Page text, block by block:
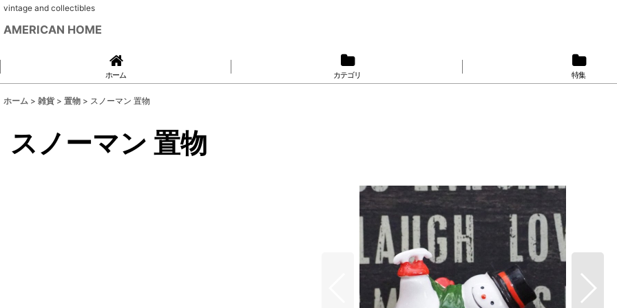
vintage and collectibles
AMERICAN HOME
ホーム カテゴリ 特集
ホーム > 雑貨 > 置物 > スノーマン 置物
スノーマン 置物